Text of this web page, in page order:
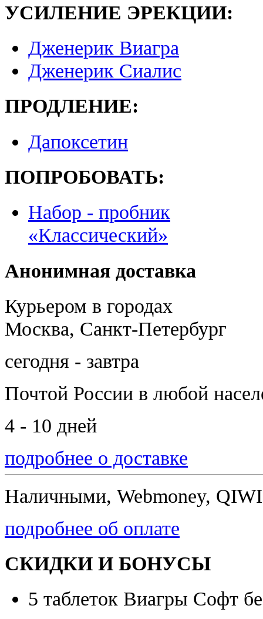
УСИЛЕНИЕ ЭРЕКЦИИ:
Дженерик Виагра
Дженерик Сиалис
ПРОДЛЕНИЕ:
Дапоксетин
ПОПРОБОВАТЬ:
Набор - пробник
«Классический»
Анонимная доставка
Курьером в городах
Москва, Санкт-Петербург
сегодня - завтра
Почтой России в любой
4 - 10 дней
подробнее о доставке
Наличными, Webmoney,
подробнее об оплате
СКИДКИ И БОНУСЫ
5 таблеток Виагры Софт